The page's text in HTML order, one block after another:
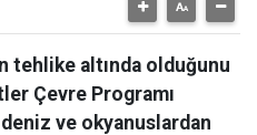
tehlike altında olduğunu
Çevre Programı
ve okyanuslardan